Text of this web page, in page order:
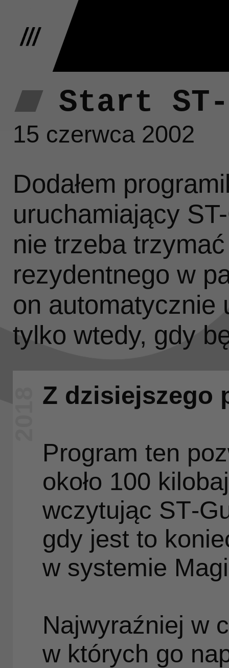
Po
Start ST-
15 czerwca 2002
Dodałem
uruchamiający
nie trzeba
rezydentnego w
on automatycznie
tylko wtedy, gdy
Z dzisiejszego
Program ten
około 100
wczytując
gdy jest to
w systemie
Najwyraźniej w
w których go